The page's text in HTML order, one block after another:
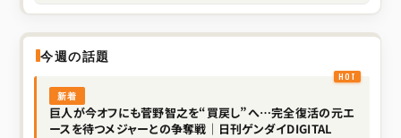
今週の話題
新着
巨人が今オフにも菅野智之を“買戻し”へ…完全復活の元エ
ースを待つメジャーとの争奪戦｜日刊ゲンダイDIGITAL